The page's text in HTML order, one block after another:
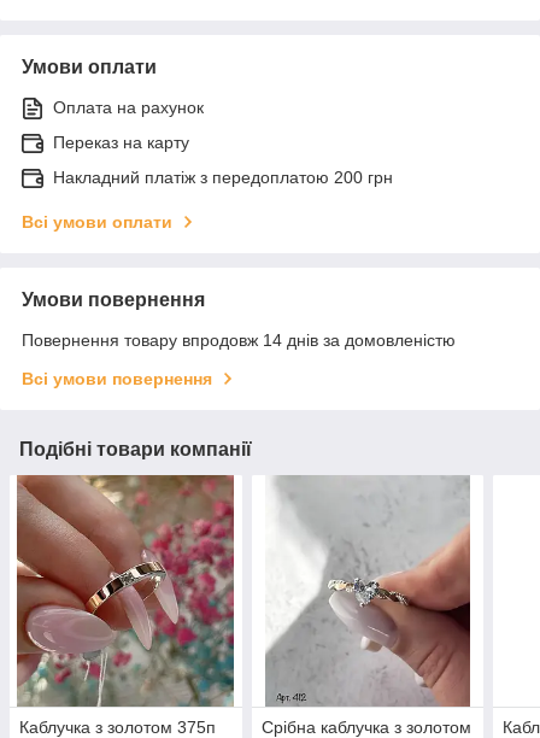
Умови оплати
Оплата на рахунок
Переказ на карту
Накладний платіж з передоплатою 200 грн
Всі умови оплати
Умови повернення
Повернення товару впродовж 14 днів за домовленістю
Всі умови повернення
Подібні товари компанії
Каблучка з золотом 375п
Срібна каблучка з золотом